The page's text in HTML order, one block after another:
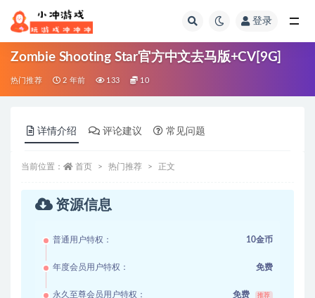
登录
Zombie Shooting Star官方中文去马版+CV[9G]
热门推荐 2 年前 133 10
详情介绍 评论建议 常见问题
当前位置： 首页 热门推荐 正文
资源信息
普通用户特权： 10金币
年度会员用户特权： 免费
永久至尊会员用户特权： 免费 推荐